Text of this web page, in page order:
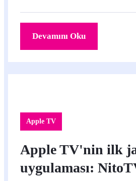
Devamını Oku
Apple TV
Apple TV'nin ilk
uygulaması: